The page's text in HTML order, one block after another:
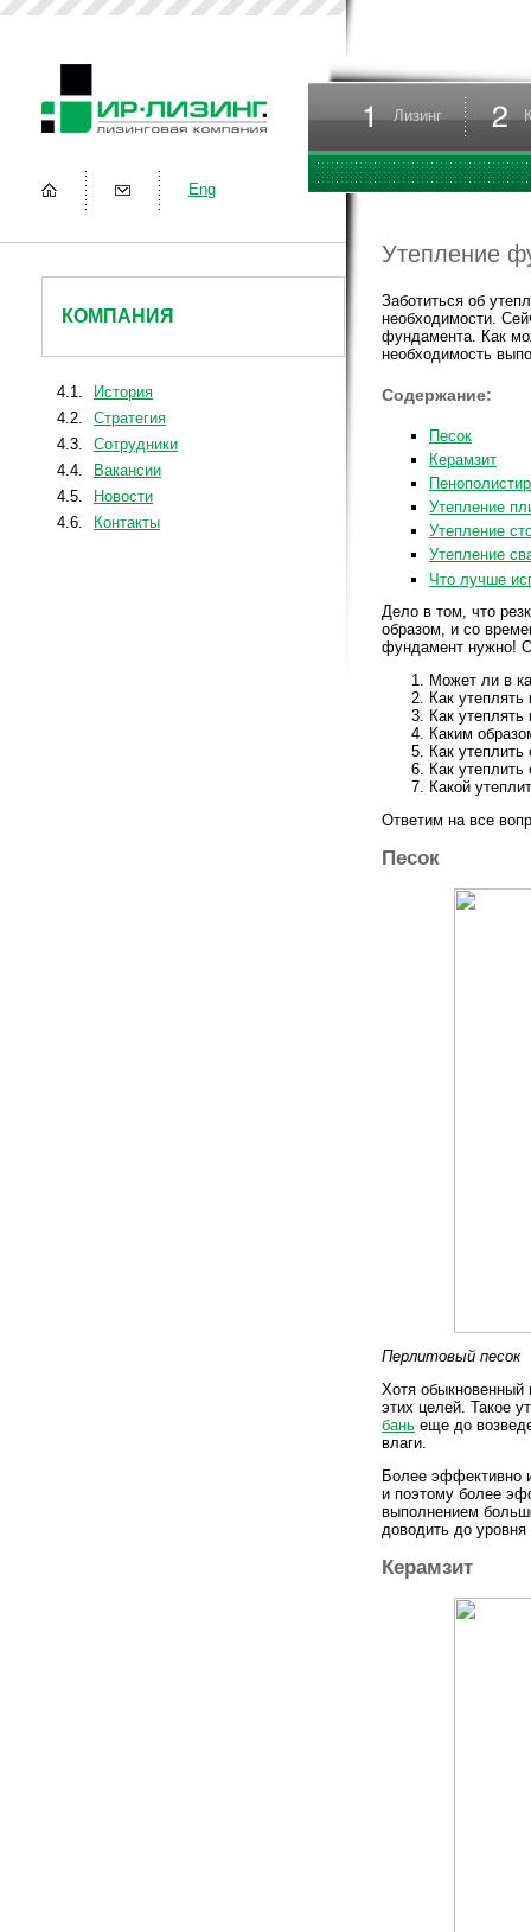
Eng
КОМПАНИЯ
4.1.
История
4.2.
Стратегия
4.3.
Сотрудники
4.4.
Вакансии
4.5.
Новости
4.6.
Контакты
Лизинг
Утепление
Заботиться об
необходимости.
фундамента. Как
необходимость
Содержание:
Песок
Керамзит
Утепление
Утепление
Утепление
Что лучше
Дело в том, что
образом, и со
фундамент нужно!
Может ли в
Как утеплять
Как
Каким
Как
Как
Какой
Ответим на все
Песок
Перлитовый песок
Хотя обыкновенный
этих целей. Такое
бань еще до
влаги.
Более эффективно
и поэтому более
выполнением
доводить до уровня
Керамзит